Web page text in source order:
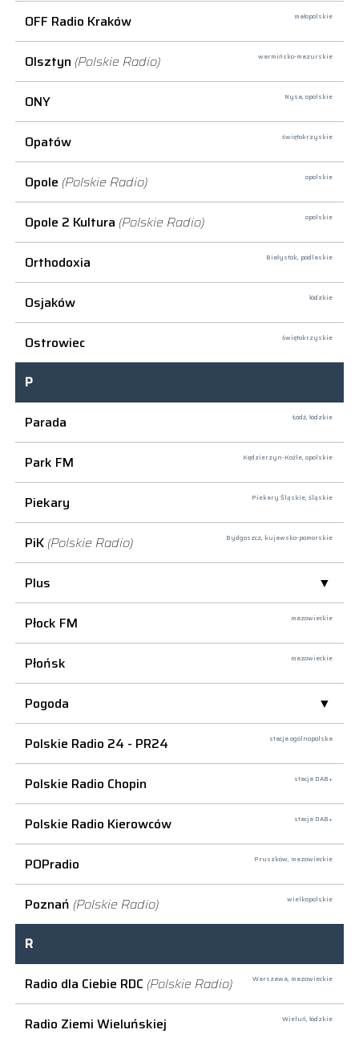
OFF Radio Kraków małopolskie
Olsztyn (Polskie Radio) warmińsko-mazurskie
ONY Nysa, opolskie
Opatów świętokrzyskie
Opole (Polskie Radio) opolskie
Opole 2 Kultura (Polskie Radio) opolskie
Orthodoxia Białystok, podlaskie
Osjaków łódzkie
Ostrowiec świętokrzyskie
P
Parada
Łódź, łódzkie
Park FM Kędzierzyn-Koźle, opolskie
Piekary Piekary Śląskie, śląskie
PiK (Polskie Radio) Bydgoszcz, kujawsko-pomorskie
Plus
Płock FM
mazowieckie
Płońsk mazowieckie
Pogoda
Polskie Radio 24 - PR24
stacja ogólnopolska
Polskie Radio Chopin stacja DAB+
Polskie Radio Kierowców stacja DAB+
POPradio Pruszków, mazowieckie
Poznań (Polskie Radio) wielkopolskie
R
Radio dla Ciebie RDC (Polskie Radio) Warszawa, mazowieckie
Radio Ziemi Wieluńskiej Wieluń, łódzkie